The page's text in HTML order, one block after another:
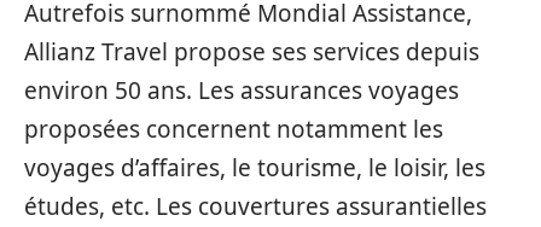
Autrefois surnommé Mondial Assistance,
Allianz Travel propose ses services depuis
environ 50 ans. Les assurances voyages
proposées concernent notamment les
voyages d’affaires, le tourisme, le loisir, les
études, etc. Les couvertures assurantielles